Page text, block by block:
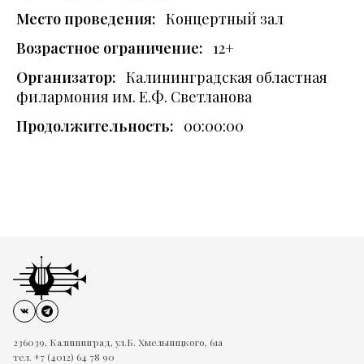
Место проведения: Концертный зал
Возрастное ограничение: 12+
Организатор: Калининградская областная
филармония им. Е.Ф. Светланова
Продолжительность: 00:00:00
236039, Калининград, ул.Б. Хмельницкого, 61а
тел. +7 (4012) 64 78 90